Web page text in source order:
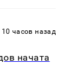
10 часов назад
начата